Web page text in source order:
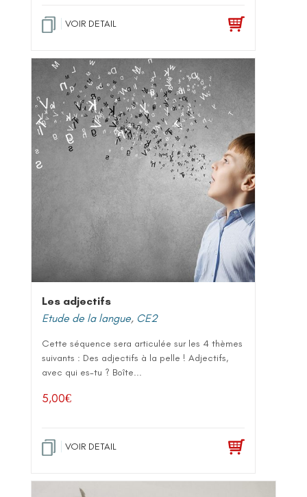
VOIR DETAIL
Les adjectifs
Etude de la langue, CE2
Cette séquence sera articulée sur les 4 thèmes
suivants : Des adjectifs à la pelle ! Adjectifs,
avec qui es-tu ? Boîte...
5,00€
VOIR DETAIL